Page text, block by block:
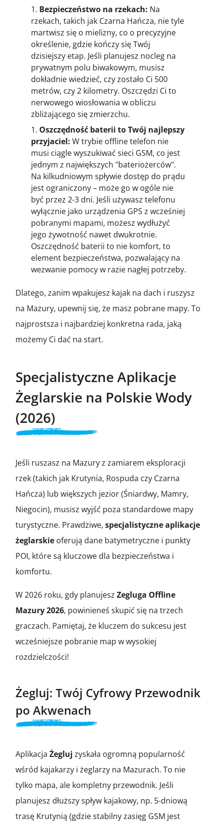
Bezpieczeństwo na rzekach: Na
rzekach, takich jak Czarna Hańcza, nie tyle
martwisz się o mielizny, co o precyzyjne
określenie, gdzie kończy się Twój
dzisiejszy etap. Jeśli planujesz nocleg na
prywatnym polu biwakowym, musisz
dokładnie wiedzieć, czy zostało Ci 500
metrów, czy 2 kilometry. Oszczędzi Ci to
nerwowego wiosłowania w obliczu
zbliżającego się zmierzchu.
Oszczędność baterii to Twój najlepszy
przyjaciel: W trybie offline telefon nie
musi ciągle wyszukiwać sieci GSM, co jest
jednym z największych "bateriożerców".
Na kilkudniowym spływie dostęp do prądu
jest ograniczony – może go w ogóle nie
być przez 2-3 dni. Jeśli używasz telefonu
wyłącznie jako urządzenia GPS z wcześniej
pobranymi mapami, możesz wydłużyć
jego żywotność nawet dwukrotnie.
Oszczędność baterii to nie komfort, to
element bezpieczeństwa, pozwalający na
wezwanie pomocy w razie nagłej potrzeby.
Dlatego, zanim wpakujesz kajak na dach i ruszysz
na Mazury, upewnij się, że masz pobrane mapy. To
najprostsza i najbardziej konkretna rada, jaką
możemy Ci dać na start.
Specjalistyczne Aplikacje
Żeglarskie na Polskie Wody
(2026)
Jeśli ruszasz na Mazury z zamiarem eksploracji
rzek (takich jak Krutynia, Rospuda czy Czarna
Hańcza) lub większych jezior (Śniardwy, Mamry,
Niegocin), musisz wyjść poza standardowe mapy
turystyczne. Prawdziwe, specjalistyczne aplikacje
żeglarskie oferują dane batymetryczne i punkty
POI, które są kluczowe dla bezpieczeństwa i
komfortu.
W 2026 roku, gdy planujesz Zegluga Offline
Mazury 2026, powinieneś skupić się na trzech
graczach. Pamiętaj, że kluczem do sukcesu jest
wcześniejsze pobranie map w wysokiej
rozdzielczości!
Żegluj: Twój Cyfrowy Przewodnik
po Akwenach
Aplikacja Żegluj zyskała ogromną popularność
wśród kajakarzy i żeglarzy na Mazurach. To nie
tylko mapa, ale kompletny przewodnik. Jeśli
planujesz dłuższy spływ kajakowy, np. 5-dniową
trasę Krutynią (gdzie stabilny zasięg GSM jest